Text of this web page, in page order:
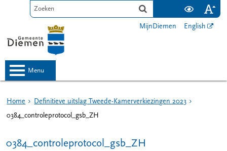
MijnDiemen English
menu
Home
Definitieve uitslag Tweede-Kamerverkiezingen 2023
0384_controleprotocol_gsb_ZH
0384_controleprotocol_gsb_ZH